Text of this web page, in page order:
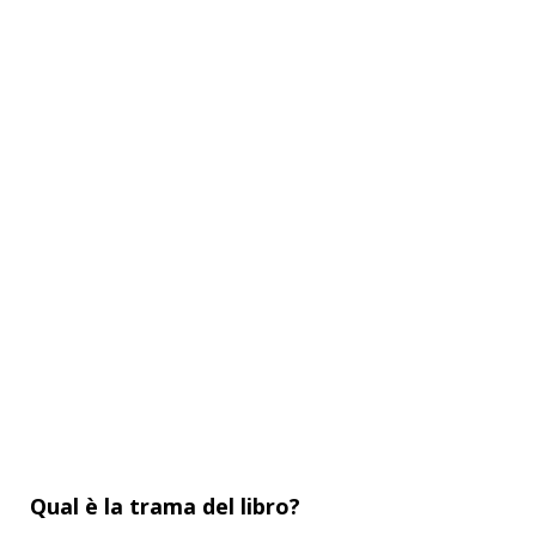
Qual è la trama del libro?